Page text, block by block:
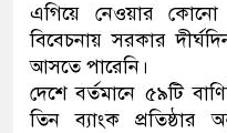
এগিয়ে নেওয়ার
বিবেচনায় সরকার
আসতে পারেনি।
দেশে বর্তমানে ৫৯টি
তিন ব্যাংক প্রতিষ্ঠার